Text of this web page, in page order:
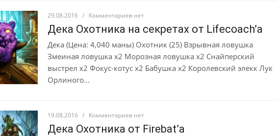
29.08.2016 / Комментариев нет
Дека Охотника на секретах от Lifecoach’а
Дека (Цена: 4,040 маны) Охотник (25) Взрывная ловушка
Змеиная ловушка x2 Морозная ловушка x2 Снайперский
выстрел x2 Фокус-котус x2 Бабушка x2 Королевский элекк Лук
Орлиного...
19.08.2016 / Комментариев нет
Дека Охотника от Firebat’а